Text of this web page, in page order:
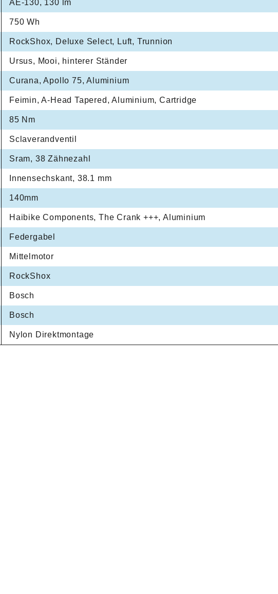
AE-130, 130 lm
750 Wh
RockShox, Deluxe Select, Luft, Trunnion
Ursus, Mooi, hinterer Ständer
Curana, Apollo 75, Aluminium
Feimin, A-Head Tapered, Aluminium, Cartridge
85 Nm
Sclaverandventil
Sram, 38 Zähnezahl
Innensechskant, 38.1 mm
140mm
Haibike Components, The Crank +++, Aluminium
Federgabel
Mittelmotor
RockShox
Bosch
Bosch
Nylon Direktmontage